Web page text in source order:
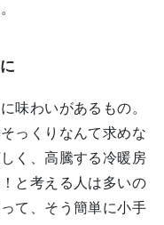
味わいがあるもの。
っくりなんて求めな
く、高騰する冷暖房
と考える人は多いの
て、そう簡単に小手